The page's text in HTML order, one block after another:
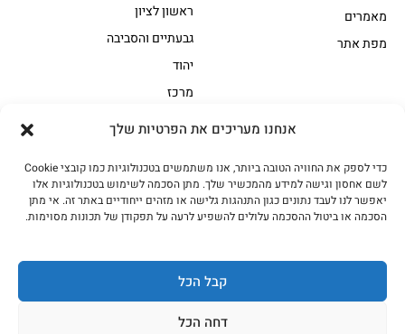
אנחנו מעריכים את הפרטיות שלך
כדי לספק את החוויה הטובה ביותר, אנו משתמשים בטכנולוגיות כמו קובצי Cookie
לשם אחסון וגישה למידע מהמכשיר שלך. מתן הסכמה לשימוש בטכנולוגיות אלו
יאפשר לנו לעבד נתונים כגון התנהגות גלישה או מזהים ייחודיים באתר זה. אי מתן
הסכמה או ביטול ההסכמה עלולים להשפיע לרעה על תפקודן של תכונות מסוימות.
קבל הכל
דחה הכל
אווז
בשר בקר משובח
בשר בקר עגלה משובח
בשר למעשנת
הודו
חלקים אחוריים
מיוחדי מסורת1
נתחי פנים
עוף
ראשון לציון
גבעתיים והסביבה
יהוד
מרכז
מאמרים
מפת אתר